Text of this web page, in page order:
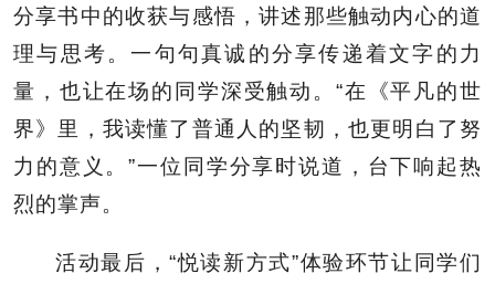
分享书中的收获与感悟，讲述那些触动内心的道
理与思考。一句句真诚的分享传递着文字的力
量，也让在场的同学深受触动。“在《平凡的世
界》里，我读懂了普通人的坚韧，也更明白了努
力的意义。”一位同学分享时说道，台下响起热
烈的掌声。
活动最后，“悦读新方式”体验环节让同学们